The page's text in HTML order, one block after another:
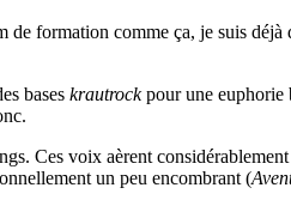
de formation comme ça, je suis
bases krautrockpour une euphorie
Ces voix aèrent
un peu encombrant (